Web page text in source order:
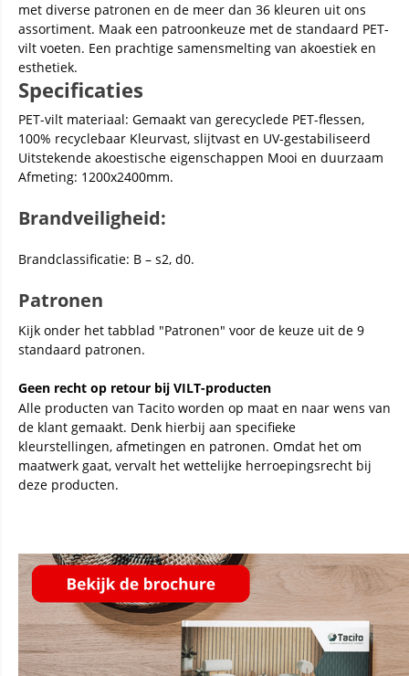
met diverse patronen en de meer dan 36 kleuren uit ons
assortiment. Maak een patroonkeuze met de standaard PET-
vilt voeten. Een prachtige samensmelting van akoestiek en
esthetiek.
Specificaties
PET-vilt materiaal: Gemaakt van gerecyclede PET-flessen,
100% recyclebaar Kleurvast, slijtvast en UV-gestabiliseerd
Uitstekende akoestische eigenschappen Mooi en duurzaam
Afmeting: 1200x2400mm.
Brandveiligheid:
Brandclassificatie: B – s2, d0.
Patronen
Kijk onder het tabblad "Patronen" voor de keuze uit de 9
standaard patronen.
Geen recht op retour bij VILT-producten
Alle producten van Tacito worden op maat en naar wens van
de klant gemaakt. Denk hierbij aan specifieke
kleurstellingen, afmetingen en patronen. Omdat het om
maatwerk gaat, vervalt het wettelijke herroepingsrecht bij
deze producten.